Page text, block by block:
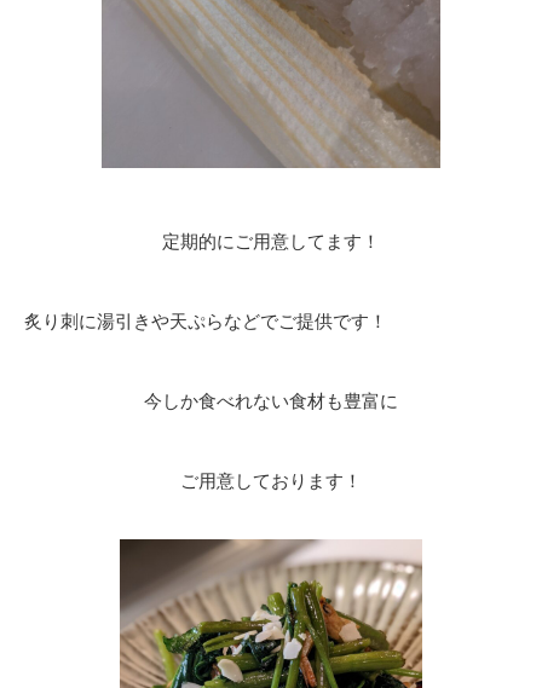
定期的にご用意してます！
炙り刺に湯引きや天ぷらなどでご提供です！
今しか食べれない食材も豊富に
ご用意しております！